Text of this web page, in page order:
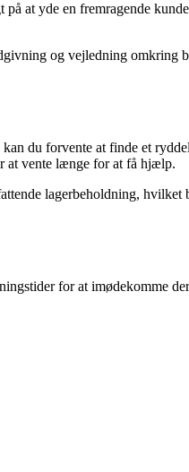
at yde en fremragende
og vejledning omkring
du forvente at finde et
at vente længe for at få hjælp.
lagerbeholdning,
for at imødekomme